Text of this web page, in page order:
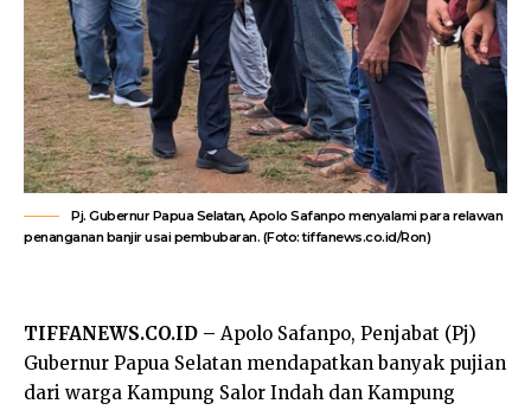
Pj. Gubernur Papua Selatan, Apolo Safanpo menyalami para relawan
penanganan banjir usai pembubaran. (Foto: tiffanews.co.id/Ron)
TIFFANEWS.CO.ID – Apolo Safanpo, Penjabat (Pj)
Gubernur Papua Selatan mendapatkan banyak pujian
dari warga Kampung Salor Indah dan Kampung